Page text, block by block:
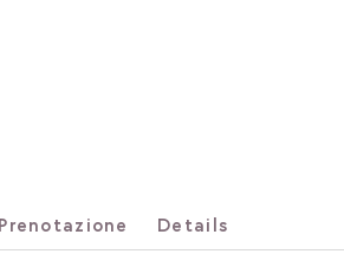
Prenotazione Details